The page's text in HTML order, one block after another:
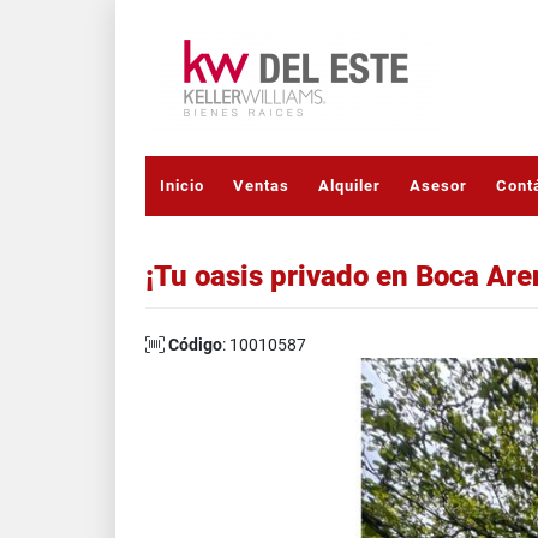
Inicio Ventas Alquiler Asesor
¡Tu oasis privado en Boca
Código: 10010587